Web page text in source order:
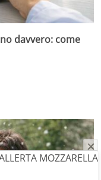
davvero: come